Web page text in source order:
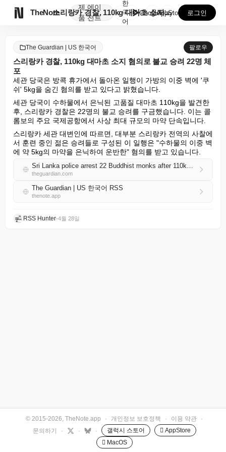
TheNote
제
품
에이
전트
스리랑카 경찰, 110kg 대마초 소지 혐의로 불교 승...
한
국
어
GooglePlay
AppStore 로그인
The Guardian | US 한국어 팔로우
스리랑카 경찰, 110kg 대마초 소지 혐의로 불교 승려 22명 체
포
세관 당국은 방콕 휴가에서 돌아온 일행이 가방의 이중 벽에 '쿠
쉬' 5kg을 숨긴 혐의를 받고 있다고 밝혔습니다.
세관 당국이 수하물에서 은닉된 고품질 대마초 110kg을 발견한
후, 스리랑카 경찰은 22명의 불교 승려를 구금했습니다. 이는 콜
롬보의 주요 국제공항에서 사상 최대 규모의 마약 단속입니다.
스리랑카 세관 대변인에 따르면, 대부분 스리랑카 전역의 사찰에
서 훈련 중인 젊은 승려들로 구성된 이 일행은 "수하물의 이중 벽
에 약 5kg의 마약을 은닉하여 운반한" 혐의를 받고 있습니다.
Sri Lanka police arrest 22 Buddhist monks after 110kg of cannabis found in luggage
theguardian.com
The Guardian | US 한국어 RSS
thenote.app
RSS Hunter•4월 28일
© 2015-2026, TheNote.app · 개인정보 보호정책 · 이용 약관
·
문의하기
· · · 갤럭시 스토어
 AppStore
 MacOS